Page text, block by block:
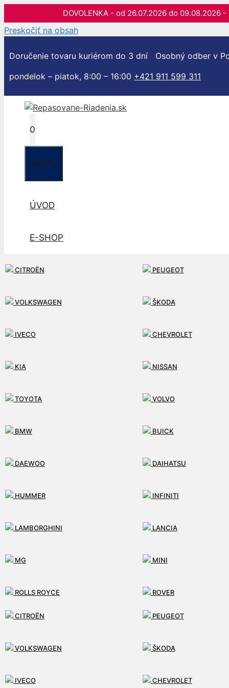
DOVOLENKA - od 26.07.2026 do 09.08.2026
Preskočiť na obsah
Doručenie tovaru kuriérom do 3 dní Osobný odber v
pondelok – piatok, 8:00 – 16:00 +421 911 599 311
0
MENU
ÚVOD
E-SHOP
CITROËN PEUGEOT
VOLKSWAGEN ŠKODA
IVECO CHEVROLET
KIA NISSAN
TOYOTA VOLVO
BMW BUICK
DAEWOO DAIHATSU
HUMMER INFINITI
LAMBORGHINI LANCIA
MG MINI
ROLLS ROYCE ROVER
SLUŽBY
AKO PRACUJEME
MÔJ ÚČET
0
CITROËN PEUGEOT
VOLKSWAGEN ŠKODA
IVECO CHEVROLET
SLUŽBY
AKO PRACUJEME
MÔJ ÚČET